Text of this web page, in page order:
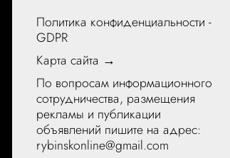
Политика конфиденциальности -
GDPR
Карта сайта →
По вопросам информационного
сотрудничества, размещения
рекламы и публикации
объявлений пишите на адрес:
rybinskonline@gmail.com